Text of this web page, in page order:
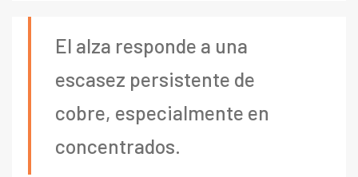
El alza responde a una
escasez persistente de
cobre, especialmente en
concentrados.